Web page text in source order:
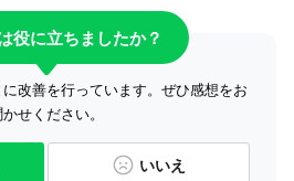
役に立ちましたか？
改善を行っています。ぜひ感想をお
せください。
いいえ